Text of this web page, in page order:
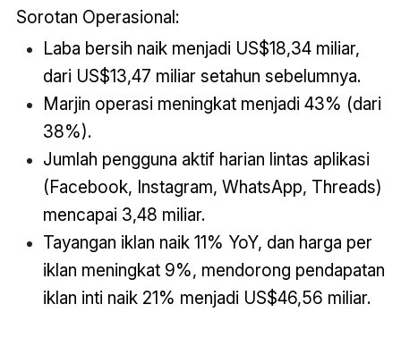
Sorotan Operasional:
Laba bersih naik menjadi US$18,34 miliar,
dari US$13,47 miliar setahun sebelumnya.
Marjin operasi meningkat menjadi 43% (dari
38%).
Jumlah pengguna aktif harian lintas aplikasi
(Facebook, Instagram, WhatsApp, Threads)
mencapai 3,48 miliar.
Tayangan iklan naik 11% YoY, dan harga per
iklan meningkat 9%, mendorong pendapatan
iklan inti naik 21% menjadi US$46,56 miliar.